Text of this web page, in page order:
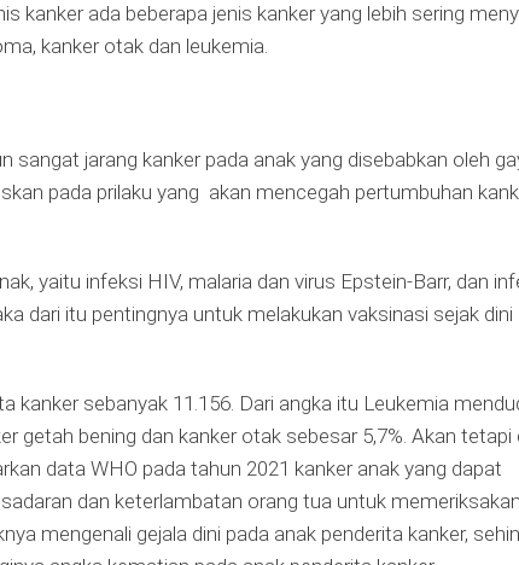
kanker ada beberapa jenis kanker yang lebih sering
kanker otak dan leukemia.
jarang kanker pada anak yang disebabkan oleh
pada prilaku yang akan mencegah pertumbuhan
yaitu infeksi HIV, malaria dan virus Epstein-Barr, dan
dari itu pentingnya untuk melakukan vaksinasi sejak dini
sebanyak 11.156. Dari angka itu Leukemia
getah bening dan kanker otak sebesar 5,7%. Akan tetapi
data WHO pada tahun 2021 kanker anak yang dapat
dan keterlambatan orang tua untuk
mengenali gejala dini pada anak penderita kanker,